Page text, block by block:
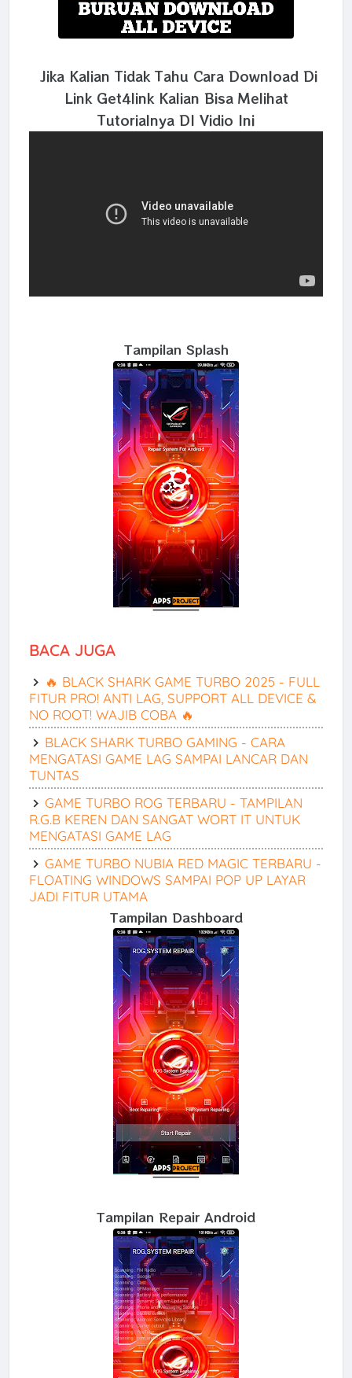
Jika Kalian Tidak Tahu Cara Download Di
Link Get4link Kalian Bisa Melihat
Tutorialnya DI Vidio Ini
Tampilan Splash
BACA JUGA
🔥 BLACK SHARK GAME TURBO 2025 - FULL
FITUR PRO! ANTI LAG, SUPPORT ALL DEVICE &
NO ROOT! WAJIB COBA 🔥
BLACK SHARK TURBO GAMING - CARA
MENGATASI GAME LAG SAMPAI LANCAR DAN
TUNTAS
GAME TURBO ROG TERBARU - TAMPILAN
R.G.B KEREN DAN SANGAT WORT IT UNTUK
MENGATASI GAME LAG
GAME TURBO NUBIA RED MAGIC TERBARU -
FLOATING WINDOWS SAMPAI POP UP LAYAR
JADI FITUR UTAMA
Tampilan Dashboard
Tampilan Repair Android